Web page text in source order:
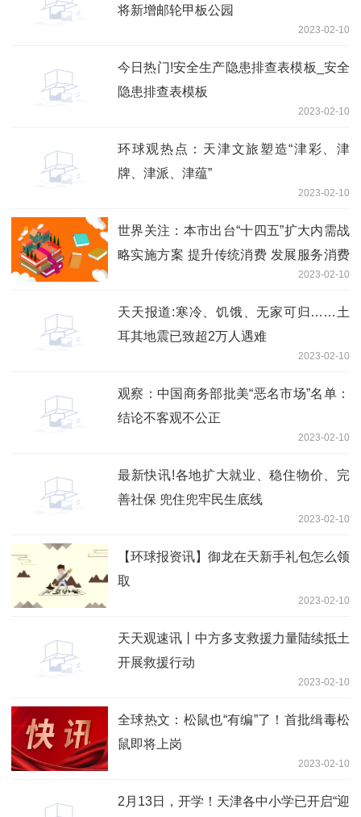
将新增邮轮甲板公园
2023-02-10
今日热门!安全生产隐患排查表模板_安全
隐患排查表模板
2023-02-10
环球观热点：天津文旅塑造“津彩、津
牌、津派、津蕴”
2023-02-10
世界关注：本市出台“十四五”扩大内需战
略实施方案 提升传统消费 发展服务消费
培育新型消费 加快推进国际消费中心城
市建设
2023-02-10
天天报道:寒冷、饥饿、无家可归……土
耳其地震已致超2万人遇难
2023-02-10
观察：中国商务部批美“恶名市场”名单：
结论不客观不公正
2023-02-10
最新快讯!各地扩大就业、稳住物价、完
善社保 兜住兜牢民生底线
2023-02-10
【环球报资讯】御龙在天新手礼包怎么领
取
2023-02-10
天天观速讯丨中方多支救援力量陆续抵土
开展救援行动
2023-02-10
全球热文：松鼠也“有编”了！首批缉毒松
鼠即将上岗
2023-02-10
2月13日，开学！天津各中小学已开启“迎